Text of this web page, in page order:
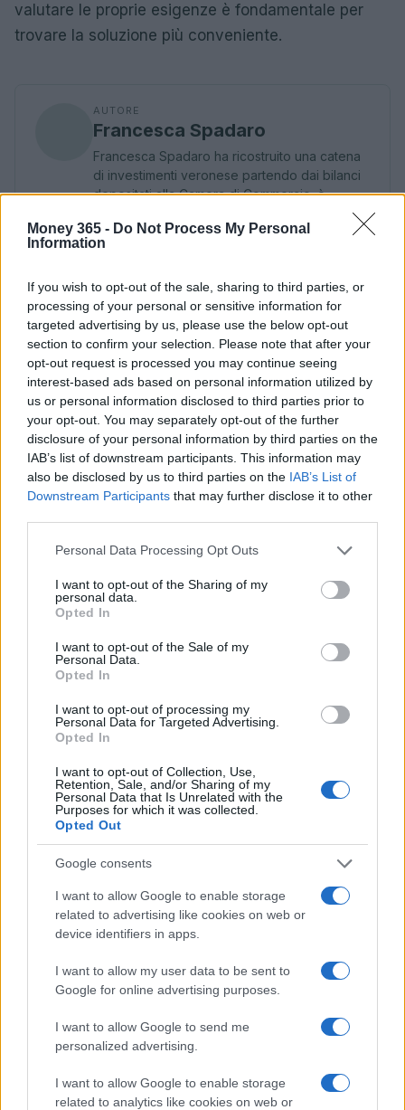
Money 365 - Do Not Process My Personal
Information
If you wish to opt-out of the sale, sharing to third parties, or
processing of your personal or sensitive information for
targeted advertising by us, please use the below opt-out
section to confirm your selection. Please note that after your
opt-out request is processed you may continue seeing
interest-based ads based on personal information utilized by
us or personal information disclosed to third parties prior to
your opt-out. You may separately opt-out of the further
disclosure of your personal information by third parties on the
IAB’s list of downstream participants. This information may
also be disclosed by us to third parties on the IAB’s List of
Downstream Participants that may further disclose it to other
Please note that this website/app uses one or more Google
not limited to your visit or usage behaviour. You may click to
grant or deny consent to Google and its third-party tags to
use your data for below specified purposes in below Google
consent section.
Personal Data Processing Opt Outs
I want to opt-out of the Sharing of my
personal data.
Opted In
I want to opt-out of the Sale of my
Personal Data.
Opted In
I want to opt-out of processing my
Personal Data for Targeted Advertising.
Opted In
I want to opt-out of Collection, Use,
Retention, Sale, and/or Sharing of my
Personal Data that Is Unrelated with the
Purposes for which it was collected.
Opted Out
Google consents
I want to allow Google to enable storage
related to advertising like cookies on web or
device identifiers in apps.
I want to allow my user data to be sent to
Google for online advertising purposes.
I want to allow Google to send me
personalized advertising.
I want to allow Google to enable storage
related to analytics like cookies on web or
valutare le proprie esigenze è fondamentale per
trovare la soluzione più conveniente.
AUTORE
Francesca Spadaro
Francesca Spadaro ha ricostruito una catena
di investimenti veronese partendo dai bilanci
depositati alla Camera di Commercio; è
PMI e mercati. Laureata in economia,
collabora con camerali locali e cura
Continua a leggere
MUTUI
Mutui agevolati in Sicilia: requisiti e condizioni per
l’acquisto della prima casa